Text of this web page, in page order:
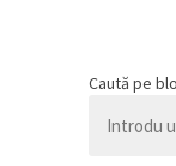
Caută pe